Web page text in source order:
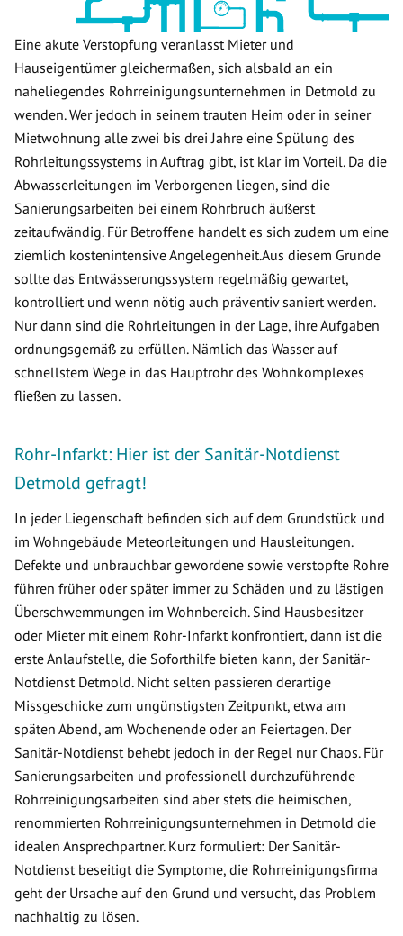
Eine akute Verstopfung veranlasst Mieter und
Hauseigentümer gleichermaßen, sich alsbald an ein
naheliegendes Rohrreinigungsunternehmen in Detmold zu
wenden. Wer jedoch in seinem trauten Heim oder in seiner
Mietwohnung alle zwei bis drei Jahre eine Spülung des
Rohrleitungssystems in Auftrag gibt, ist klar im Vorteil. Da die
Abwasserleitungen im Verborgenen liegen, sind die
Sanierungsarbeiten bei einem Rohrbruch äußerst
zeitaufwändig. Für Betroffene handelt es sich zudem um eine
ziemlich kostenintensive Angelegenheit.Aus diesem Grunde
sollte das Entwässerungssystem regelmäßig gewartet,
kontrolliert und wenn nötig auch präventiv saniert werden.
Nur dann sind die Rohrleitungen in der Lage, ihre Aufgaben
ordnungsgemäß zu erfüllen. Nämlich das Wasser auf
schnellstem Wege in das Hauptrohr des Wohnkomplexes
fließen zu lassen.
Rohr-Infarkt: Hier ist der Sanitär-Notdienst
Detmold gefragt!
In jeder Liegenschaft befinden sich auf dem Grundstück und
im Wohngebäude Meteorleitungen und Hausleitungen.
Defekte und unbrauchbar gewordene sowie verstopfte Rohre
führen früher oder später immer zu Schäden und zu lästigen
Überschwemmungen im Wohnbereich. Sind Hausbesitzer
oder Mieter mit einem Rohr-Infarkt konfrontiert, dann ist die
erste Anlaufstelle, die Soforthilfe bieten kann, der Sanitär-
Notdienst Detmold. Nicht selten passieren derartige
Missgeschicke zum ungünstigsten Zeitpunkt, etwa am
späten Abend, am Wochenende oder an Feiertagen. Der
Sanitär-Notdienst behebt jedoch in der Regel nur Chaos. Für
Sanierungsarbeiten und professionell durchzuführende
Rohrreinigungsarbeiten sind aber stets die heimischen,
renommierten Rohrreinigungsunternehmen in Detmold die
idealen Ansprechpartner. Kurz formuliert: Der Sanitär-
Notdienst beseitigt die Symptome, die Rohrreinigungsfirma
geht der Ursache auf den Grund und versucht, das Problem
nachhaltig zu lösen.